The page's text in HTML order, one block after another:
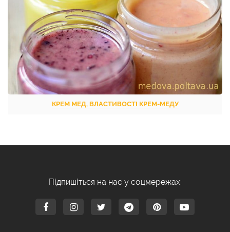
КРЕМ МЕД, ВЛАСТИВОСТІ КРЕМ-МЕДУ
Підпишіться на нас у соцмережах: